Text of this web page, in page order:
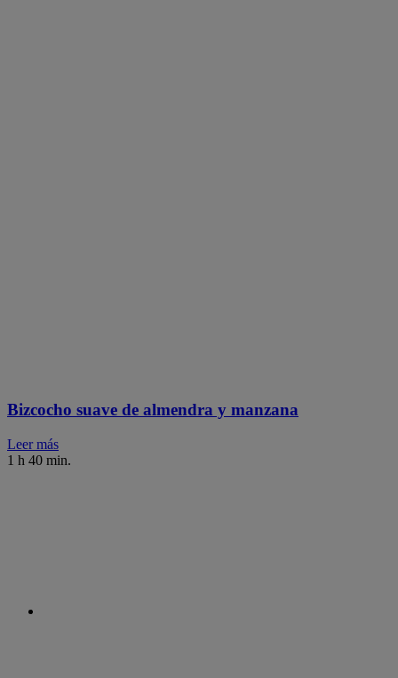
Bizcocho suave de almendra y manzana
Leer más
1 h 40 min.